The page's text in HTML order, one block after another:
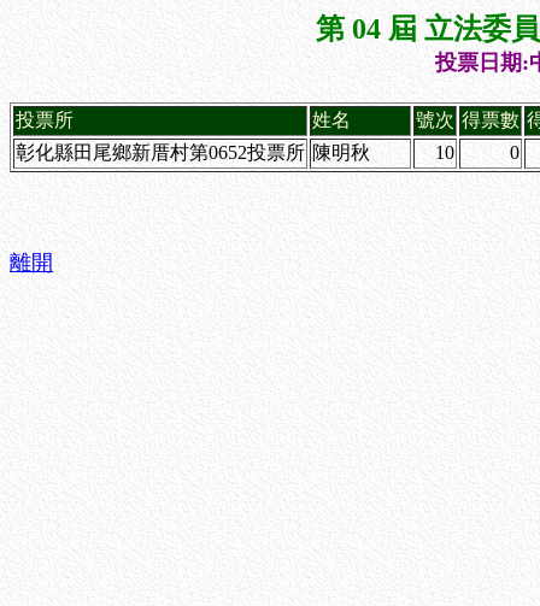
第 04 屆 立法委
投票日期:
投票所 姓名 號次 得票數
彰化縣田尾鄉新厝村第0652投票所 陳明秋 10 0
離開